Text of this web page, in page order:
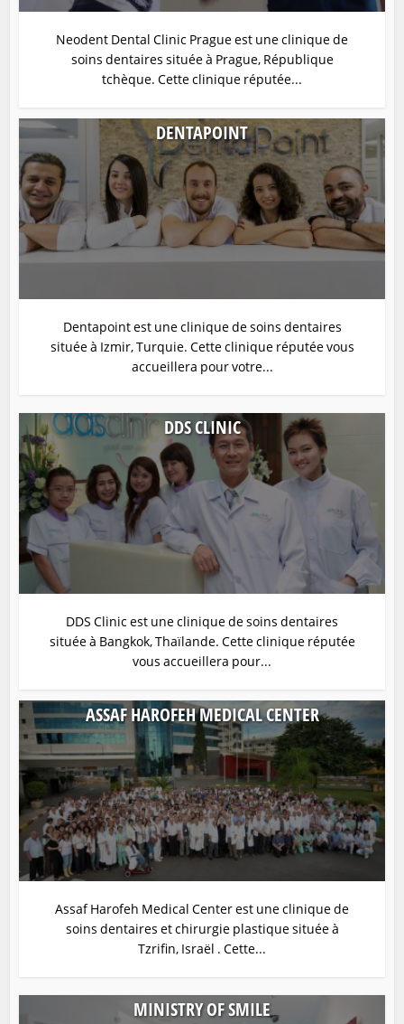
Neodent Dental Clinic Prague est une clinique de
soins dentaires située à Prague, République
tchèque. Cette clinique réputée...
DENTAPOINT
Dentapoint est une clinique de soins dentaires
située à Izmir, Turquie. Cette clinique réputée vous
accueillera pour votre...
DDS CLINIC
DDS Clinic est une clinique de soins dentaires
située à Bangkok, Thaïlande. Cette clinique réputée
vous accueillera pour...
ASSAF HAROFEH MEDICAL CENTER
Assaf Harofeh Medical Center est une clinique de
soins dentaires et chirurgie plastique située à
Tzrifin, Israël . Cette...
MINISTRY OF SMILE